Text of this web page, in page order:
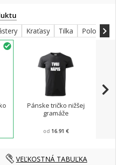
Kraťasy Tilka Polokošele
Pánske tričko nižšej
gramáže
od 16.91 €
VEĽKOSTNÁ TABUĽKA